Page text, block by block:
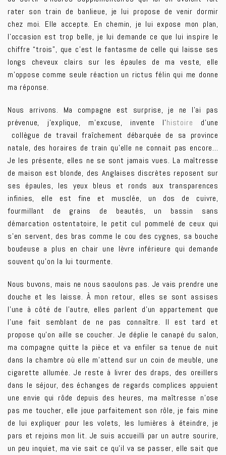
rater son train de banlieue, je lui propose de venir dormir
chez moi. Elle accepte. En chemin, je lui expose mon plan,
l’occasion est trop belle, je lui demande ce que lui inspire le
chiffre “trois”, que c’est le fantasme de celle qui laisse ses
longs cheveux clairs sur les épaules de ma veste, elle
m’oppose comme seule réaction un rictus félin qui me donne
ma réponse.
Nous arrivons. Ma compagne est surprise, je ne l’ai pas
prévenue, j’explique, m’excuse, invente l’histoire d’une
collègue de travail fraîchement débarquée de sa province
natale, des horaires de train qu’elle ne connait pas encore…
Je les présente, elles ne se sont jamais vues. La maîtresse
de maison est blonde, des Anglaises discrètes reposent sur
ses épaules, les yeux bleus et ronds aux transparences
infinies, elle est fine et musclée, un dos de cuivre,
fourmillant de grains de beautés, un bassin sans
démarcation ostentatoire, le petit cul pommelé de ceux qui
s’en servent, des bras comme le cou des cygnes, sa bouche
boudeuse a plus en chair une lèvre inférieure qui demande
souvent qu’on la lui tourmente.
Nous buvons, mais ne nous saoulons pas. Je vais prendre une
douche et les laisse. À mon retour, elles se sont assises
l’une à côté de l’autre, elles parlent d’un appartement que
l’une fait semblant de ne pas connaître. Il est tard et
propose qu’on aille se coucher. Je déplie le canapé du salon,
ma compagne quitte la pièce et va enfiler sa tenue de nuit
dans la chambre où elle m’attend sur un coin de meuble, une
cigarette allumée. Je reste à livrer des draps, des oreillers
dans le séjour, des échanges de regards complices appuient
une envie qui rôde depuis des heures, ma maîtresse n’ose
pas me toucher, elle joue parfaitement son rôle, je fais mine
de lui expliquer pour les volets, les lumières à éteindre, je
pars et rejoins mon lit. Je suis accueilli par un autre sourire,
un peu inquiet, ma vie sait ce qu’il va se passer, elle sait que